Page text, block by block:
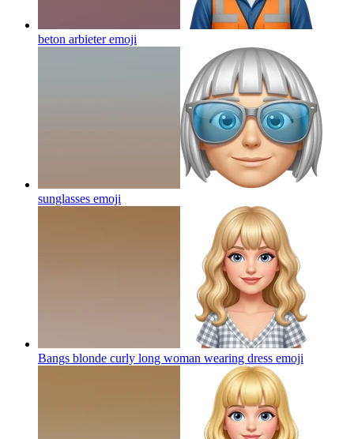
beton arbieteremoji
sunglasses emoji
Bangs blonde curly long woman wearing dress emoji